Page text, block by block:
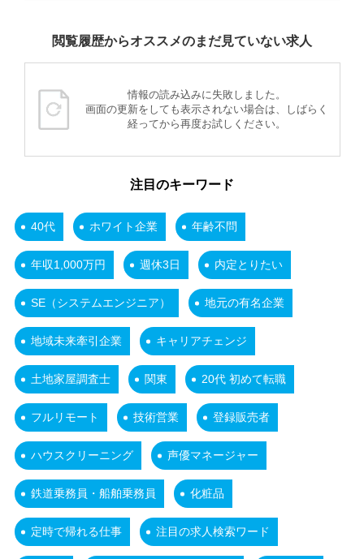
閲覧履歴からオススメのまだ見ていない求人
情報の読み込みに失敗しました。
画面の更新をしても表示されない場合は、しばらく
経ってから再度お試しください。
注目のキーワード
40代 ホワイト企業 年齢不問
年収1,000万円 週休3日 内定とりたい
SE（システムエンジニア） 地元の有名企業
地域未来牽引企業 キャリアチェンジ
土地家屋調査士 関東 20代 初めて転職
フルリモート 技術営業 登録販売者
ハウスクリーニング 声優マネージャー
鉄道乗務員・船舶乗務員 化粧品
定時で帰れる仕事 注目の求人検索ワード